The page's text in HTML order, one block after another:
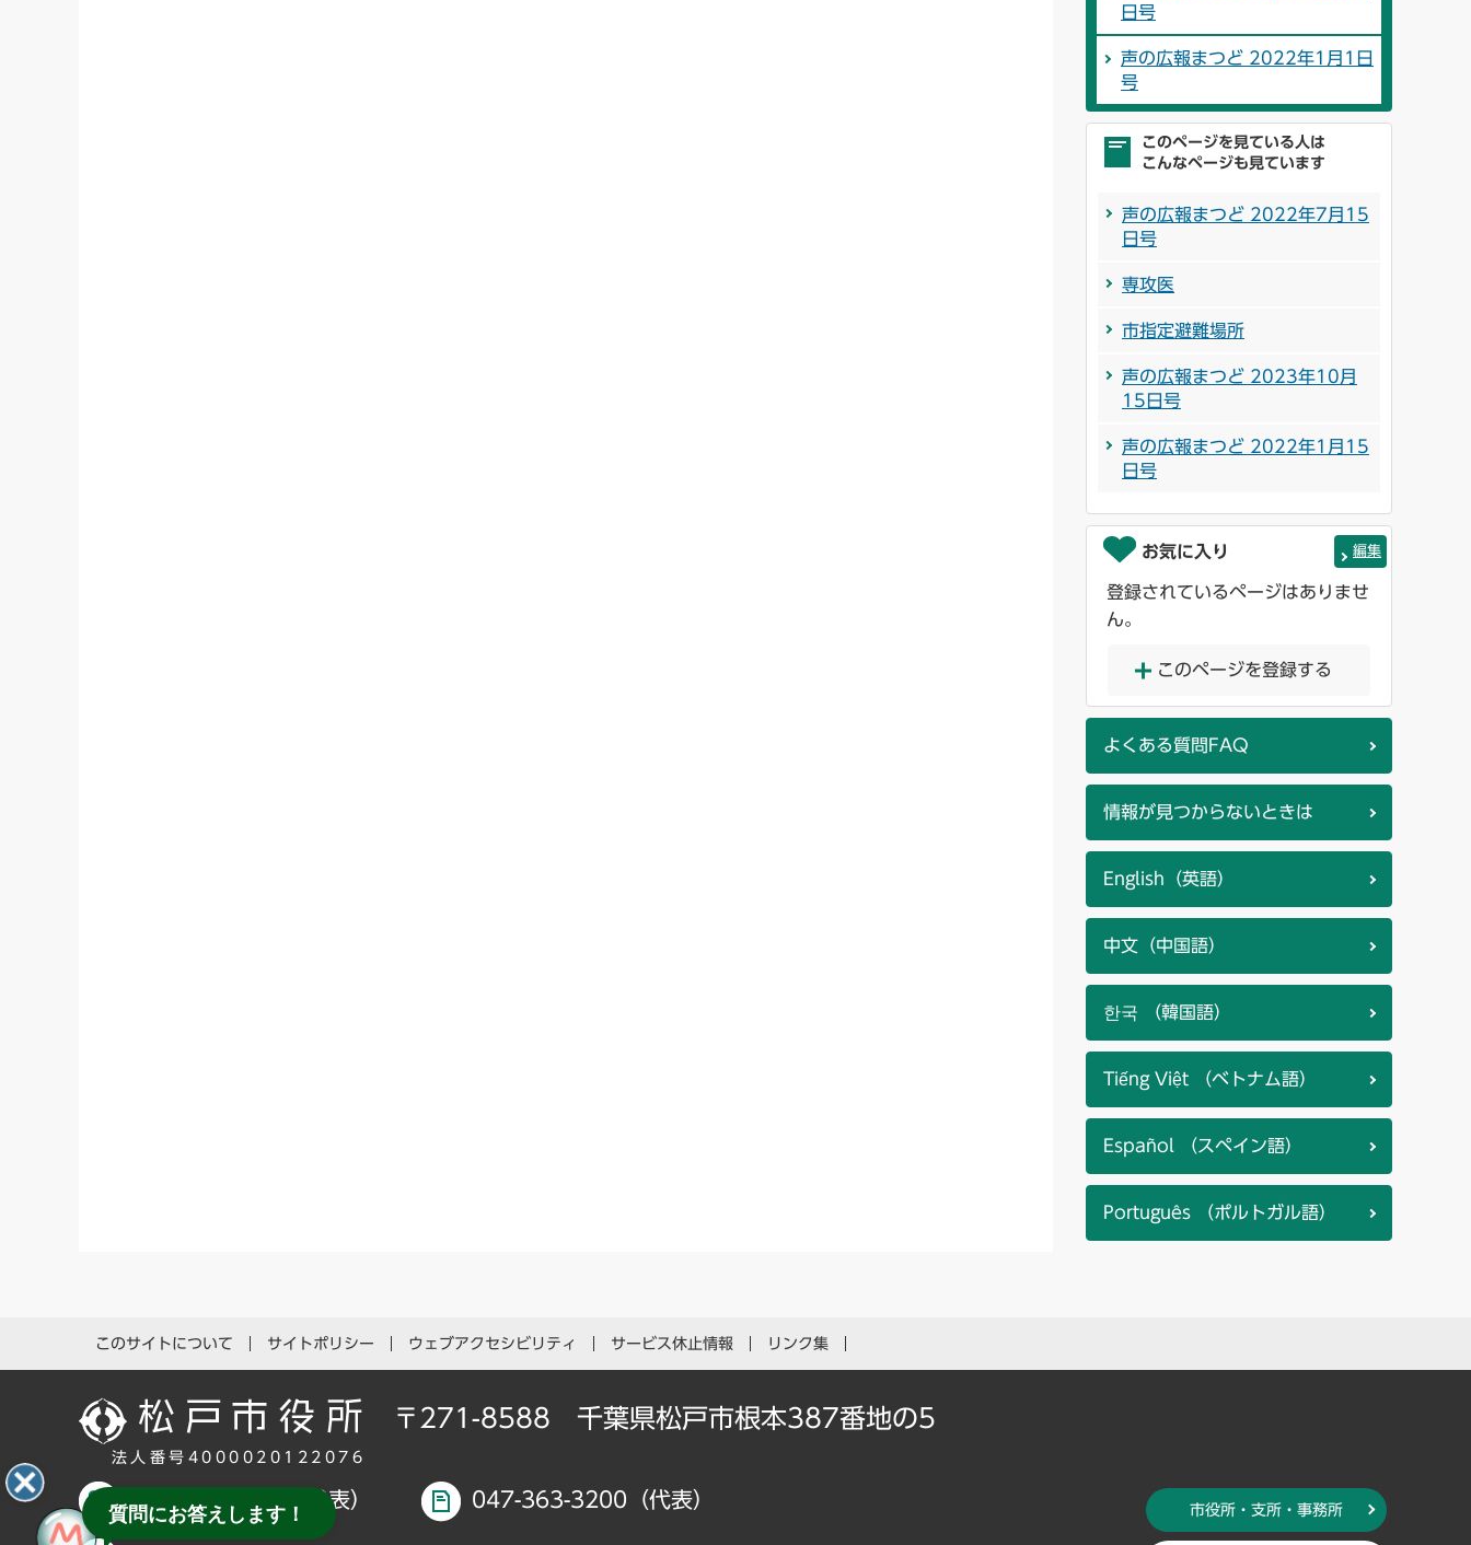
日号
声の広報まつど 2022年1月1日
号
このページを見ている人は
こんなページも見ています
声の広報まつど 2022年7月15
日号
専攻医
市指定避難場所
声の広報まつど 2023年10月
15日号
声の広報まつど 2022年1月15
日号
お気に入り 編集
登録されているページはありませ
ん。
このページを登録する
よくある質問FAQ
情報が見つからないときは
English（英語）
中文（中国語）
한국 （韓国語）
Tiếng Việt （ベトナム語）
Español （スペイン語）
Português （ポルトガル語）
このサイトについて サイトポリシー ウェブアクセシビリティ サービス休止情報 リンク集
法人番号4000020122076
〒271-8588 千葉県松戸市根本387番地の5
047-366-1111（代表） 047-363-3200（代表） 市役所・支所・事務所
質問にお答えします！